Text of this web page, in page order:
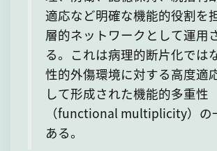
適応など明確な機能的役割を
層的ネットワークとして運用
る。これは病理的断片化では
性的外傷環境に対する高度適
して形成された機能的多重性
（functional multiplicity）の
ある。